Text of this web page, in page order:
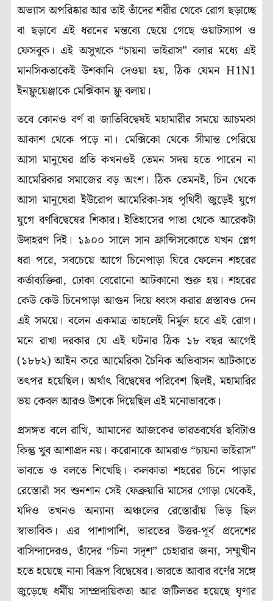
অভ্যাস অপরিষ্কার আর তাই তাঁদের শরীর থেকে রোগ ছড়াচ্ছে
বা ছড়াবে এই ধরনের মন্তব্যে ছেয়ে গেছে ওয়াটস্যাপ ও
ফেসবুক। এই অসুখকে “চায়না ভাইরাস” বলার মধ্যে এই
মানসিকতাকেই উশকানি দেওয়া হয়, ঠিক যেমন H1N1
ইনফ্লুয়েঞ্জাকে মেক্সিকান ফ্লু বলায়।
তবে কোনও বর্ণ বা জাতিবিদ্বেষই মহামারীর সময়ে আচমকা
আকাশ থেকে পড়ে না। মেক্সিকো থেকে সীমান্ত পেরিয়ে
আসা মানুষের প্রতি কখনওই তেমন সদয় হতে পারেন না
আমেরিকার সমাজের বড় অংশ। ঠিক তেমনই, চিন থেকে
আসা মানুষেরা ইউরোপ আমেরিকা-সহ পৃথিবী জুড়েই যুগে
যুগে বর্ণবিদ্বেষের শিকার। ইতিহাসের পাতা থেকে আরেকটা
উদাহরণ দিই। ১৯০০ সালে সান ফ্রান্সিসকোতে যখন প্লেগ
ধরা পরে, সবচেয়ে আগে চিনেপাড়া ঘিরে ফেলেন শহরের
কর্তাব্যক্তিরা, ঢোকা বেরোনো আটকানো শুরু হয়। শহরের
কেউ কেউ চিনেপাড়া আগুন দিয়ে ধ্বংস করার প্রস্তাবও দেন
এই সময়ে। বলেন একমাত্র তাহলেই নির্মূল হবে এই রোগ।
মনে রাখা দরকার যে এই ঘটনার ঠিক ১৮ বছর আগেই
(১৮৮২) আইন করে আমেরিকা চৈনিক অভিবাসন আটকাতে
তৎপর হয়েছিল। অর্থাৎ বিদ্বেষের পরিবেশ ছিলই, মহামারির
ভয় কেবল আরও উশকে দিয়েছিল এই মনোভাবকে।
প্রসঙ্গত বলে রাখি, আমাদের আজকের ভারতবর্ষের ছবিটাও
কিন্তু খুব আশাপ্রদ নয়। করোনাকে আমরাও “চায়না ভাইরাস”
ভাবতে ও বলতে শিখেছি। কলকাতা শহরের চিনে পাড়ার
রেস্তোরাঁ সব শুনশান সেই ফেব্রুয়ারি মাসের গোড়া থেকেই,
যদিও তখনও অন্যান্য অঞ্চলের রেস্তোরাঁয় ভিড় ছিল
স্বাভাবিক। এর পাশাপাশি, ভারতের উত্তর-পূর্ব প্রদেশের
বাসিন্দাদেরও, তাঁদের “চিনা সদৃশ” চেহারার জন্য, সম্মুখীন
হতে হয়েছে নানা বিদ্রূপ বিদ্বেষের। ভারতে আবার বর্ণের সঙ্গে
জুড়েছে ধর্মীয় সাম্প্রদায়িকতা আর জটিলতর হয়েছে ঘৃণার